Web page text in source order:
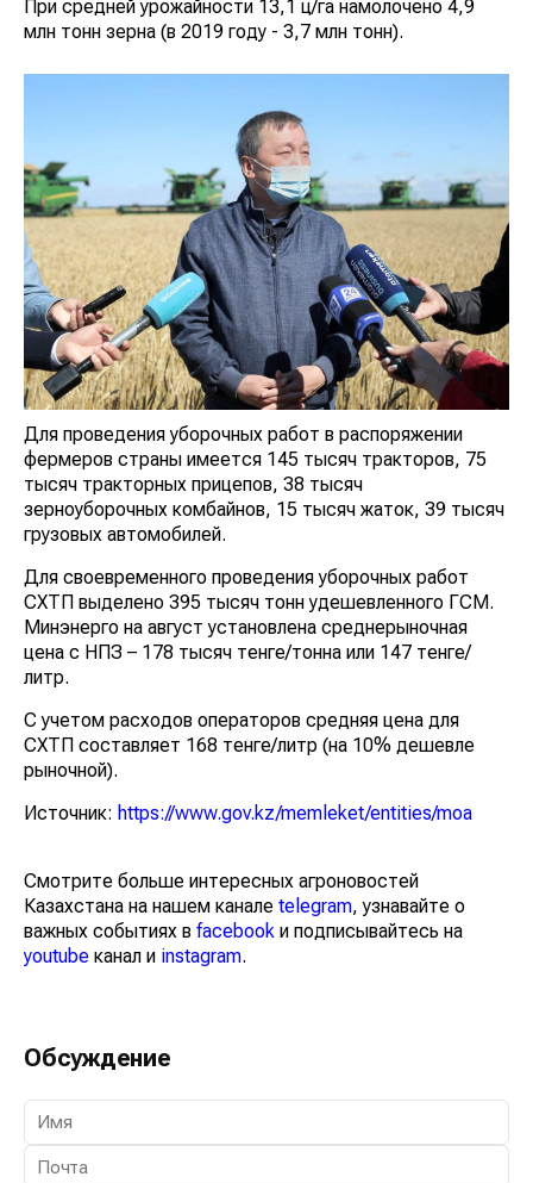
При средней урожайности 13,1 ц/га намолочено 4,9
млн тонн зерна (в 2019 году - 3,7 млн тонн).
Для проведения уборочных работ в распоряжении
фермеров страны имеется 145 тысяч тракторов, 75
тысяч тракторных прицепов, 38 тысяч
зерноуборочных комбайнов, 15 тысяч жаток, 39 тысяч
грузовых автомобилей.
Для своевременного проведения уборочных работ
СХТП выделено 395 тысяч тонн удешевленного ГСМ.
Минэнерго на август установлена среднерыночная
цена с НПЗ – 178 тысяч тенге/тонна или 147 тенге/
литр.
С учетом расходов операторов средняя цена для
СХТП составляет 168 тенге/литр (на 10% дешевле
рыночной).
Источник: https://www.gov.kz/memleket/entities/moa
Смотрите больше интересных агроновостей
Казахстана на нашем канале telegram, узнавайте о
важных событиях в facebook и подписывайтесь на
youtube канал и instagram.
Обсуждение